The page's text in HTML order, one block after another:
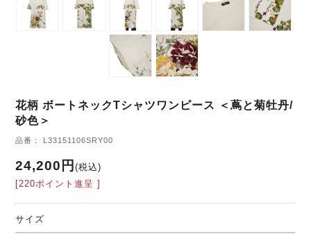
花柄 ボートネックTシャツワンピース ＜蔦と菊牡丹/
砂色＞
品番： L33151106SRY00
24,200円(税込)
[220ポイント進呈 ]
サイズ